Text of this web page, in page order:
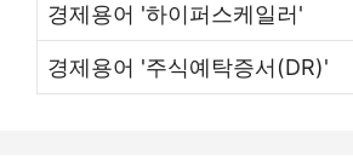
경제용어 '하이퍼스케일러'
경제용어 '주식예탁증서(DR)'